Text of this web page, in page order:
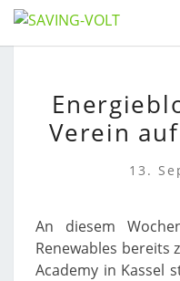
Skip
to
Verein
13.
An diesem
Renewables bereits
Academy in Kassel